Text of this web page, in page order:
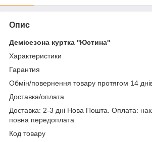
Опис
Демісезона куртка ''Юстина''
Характеристики
Гарантия
Обмін/повернення товару протягом 14
Доставка/оплата
Доставка: 2-3 дні Нова Пошта. Оплата:
повна передоплата
Код товару